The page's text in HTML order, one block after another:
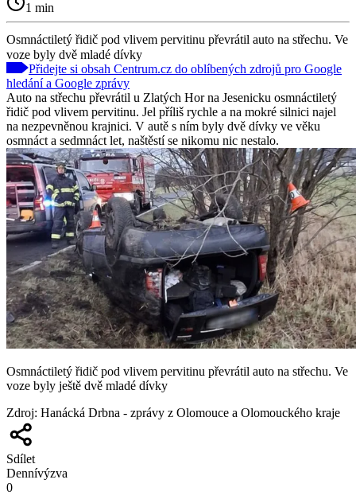
1 min
Osmnáctiletý řidič pod vlivem pervitinu převrátil auto na střechu. Ve
voze byly dvě mladé dívky
Přidejte si obsah Centrum.cz do oblíbených zdrojů pro Google
hledání a Google zprávy
Auto na střechu převrátil u Zlatých Hor na Jesenicku osmnáctiletý
řidič pod vlivem pervitinu. Jel příliš rychle a na mokré silnici najel
na nezpevněnou krajnici. V autě s ním byly dvě dívky ve věku
osmnáct a sedmnáct let, naštěstí se nikomu nic nestalo.
Osmnáctiletý řidič pod vlivem pervitinu převrátil auto na střechu. Ve
voze byly ještě dvě mladé dívky
Zdroj: Hanácká Drbna - zprávy z Olomouce a Olomouckého kraje
Sdílet
Dennívýzva
0